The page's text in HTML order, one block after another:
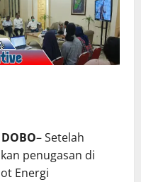
– Setelah
penugasan di
Energi